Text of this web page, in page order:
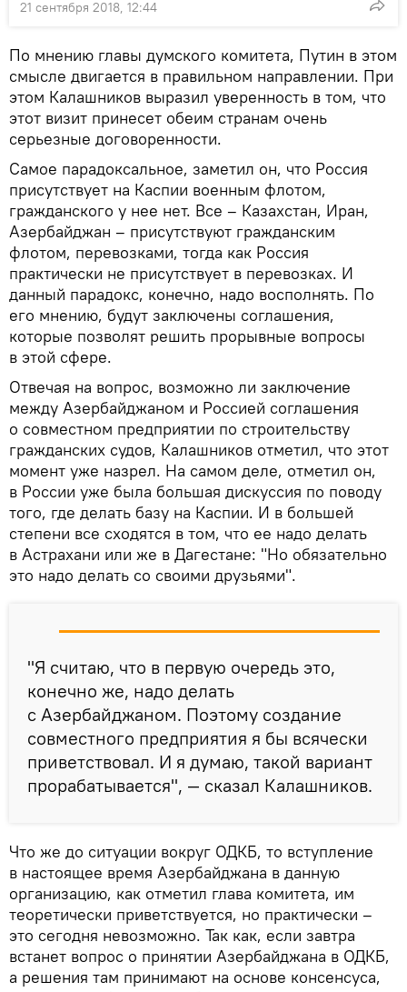
21 сентября 2018, 12:44
По мнению главы думского комитета, Путин в этом
смысле двигается в правильном направлении. При
этом Калашников выразил уверенность в том, что
этот визит принесет обеим странам очень
серьезные договоренности.
Самое парадоксальное, заметил он, что Россия
присутствует на Каспии военным флотом,
гражданского у нее нет. Все – Казахстан, Иран,
Азербайджан – присутствуют гражданским
флотом, перевозками, тогда как Россия
практически не присутствует в перевозках. И
данный парадокс, конечно, надо восполнять. По
его мнению, будут заключены соглашения,
которые позволят решить прорывные вопросы
в этой сфере.
Отвечая на вопрос, возможно ли заключение
между Азербайджаном и Россией соглашения
о совместном предприятии по строительству
гражданских судов, Калашников отметил, что этот
момент уже назрел. На самом деле, отметил он,
в России уже была большая дискуссия по поводу
того, где делать базу на Каспии. И в большей
степени все сходятся в том, что ее надо делать
в Астрахани или же в Дагестане: "Но обязательно
это надо делать со своими друзьями".
"Я считаю, что в первую очередь это,
конечно же, надо делать
с Азербайджаном. Поэтому создание
совместного предприятия я бы всячески
приветствовал. И я думаю, такой вариант
прорабатывается", — сказал Калашников.
Что же до ситуации вокруг ОДКБ, то вступление
в настоящее время Азербайджана в данную
организацию, как отметил глава комитета, им
теоретически приветствуется, но практически –
это сегодня невозможно. Так как, если завтра
встанет вопрос о принятии Азербайджана в ОДКБ,
а решения там принимают на основе консенсуса,